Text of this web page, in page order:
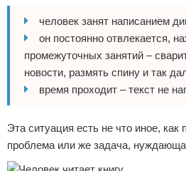
человек занят написанием
он постоянно отвлекается,
промежуточных занятий –
новости, размять спину и так
время проходит – текст не
Эта ситуация есть не что иное, как
проблема или же задача,